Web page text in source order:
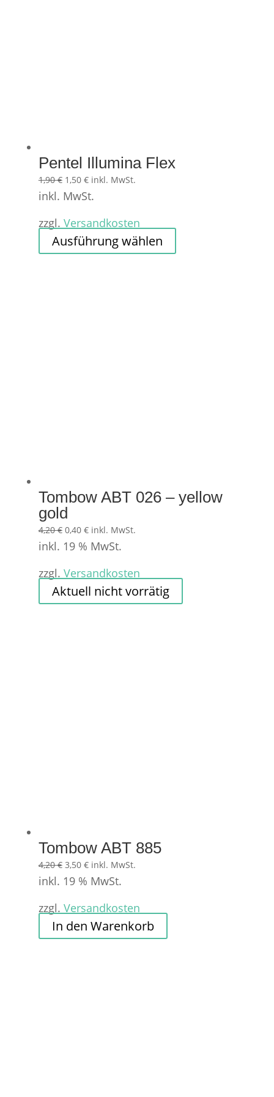
Pentel Illumina Flex
1,90€ Ursprünglicher
Preis
1,90 €
1,50 €Aktueller
Preis
1,50 €.
inkl. MwSt.
inkl. MwSt.
zzgl. Versandkosten
Ausführung wählen
Produkt
Tombow ABT 026 – yellow
gold
4,20€ Ursprünglicher
Preis
4,20 €
0,40 €Aktueller
Preis
0,40 €.
inkl. MwSt.
inkl. 19 % MwSt.
zzgl. Versandkosten
Aktuell nicht vorrätig
Tombow ABT 885
4,20€ Ursprünglicher
Preis
4,20 €
3,50 €Aktueller
Preis
3,50 €.
inkl. MwSt.
inkl. 19 % MwSt.
zzgl. Versandkosten
In den Warenkorb